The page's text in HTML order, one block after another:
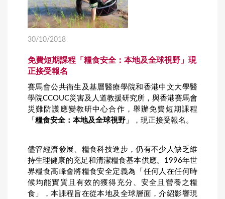
30/10/2018
免費短期課程「糧食安全：本地及全球視野」現
正接受報名
賽馬會公共衞生及基層醫療學院和香港中文大學醫
學院CCOUC災害及人道教援研究所，與香港賽馬會
災難防護應變教研中心合作，舉辦免費短期課程
「 糧食安全：本地及全球視野 」，現正接受報名。
儘管經濟發展、糧食科技進步，仍有不少人缺乏維
持生理健康的充足和清潔糧食基本供應。1996年世
界糧食高峰會將糧食安全定義為「任何人在任何時
候均能實質且有效的獲得充分、安全且營養之糧
食」，本課程旨在從本地及全球層面，介紹影響現